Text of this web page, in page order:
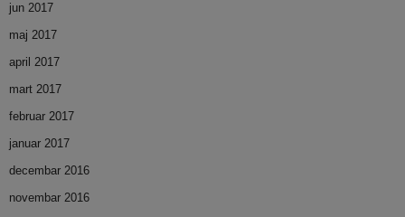
jun 2017
maj 2017
april 2017
mart 2017
februar 2017
januar 2017
decembar 2016
novembar 2016